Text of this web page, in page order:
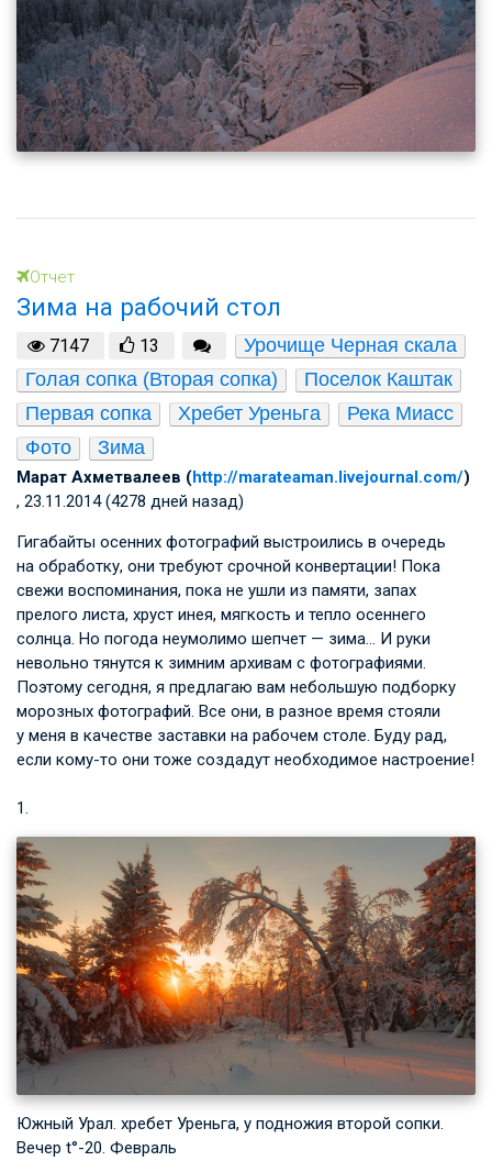
Отчет
Зима на рабочий стол
7147 13
Урочище Черная скала
Голая сопка (Вторая сопка)
Поселок Каштак
Первая сопка
Хребет Уреньга
Река Миасс
Фото
Зима
Марат Ахметвалеев (http://marateaman.livejournal.com/)
, 23.11.2014 (4278 дней назад)
Гигабайты осенних фотографий выстроились в очередь
на обработку, они требуют срочной конвертации! Пока
свежи воспоминания, пока не ушли из памяти, запах
прелого листа, хруст инея, мягкость и тепло осеннего
солнца. Но погода неумолимо шепчет — зима… И руки
невольно тянутся к зимним архивам с фотографиями.
Поэтому сегодня, я предлагаю вам небольшую подборку
морозных фотографий. Все они, в разное время стояли
у меня в качестве заставки на рабочем столе. Буду рад,
если кому-то они тоже создадут необходимое настроение!
1.
Южный Урал. хребет Уреньга, у подножия второй сопки.
Вечер t°-20. Февраль